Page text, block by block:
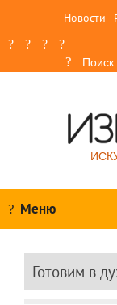
Новости
Меню
Готовим в